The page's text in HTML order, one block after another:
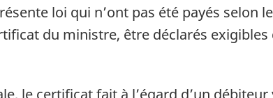
loi qui n’ont pas été payés selon
du ministre, être déclarés